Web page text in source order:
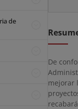
de
De
mejorar